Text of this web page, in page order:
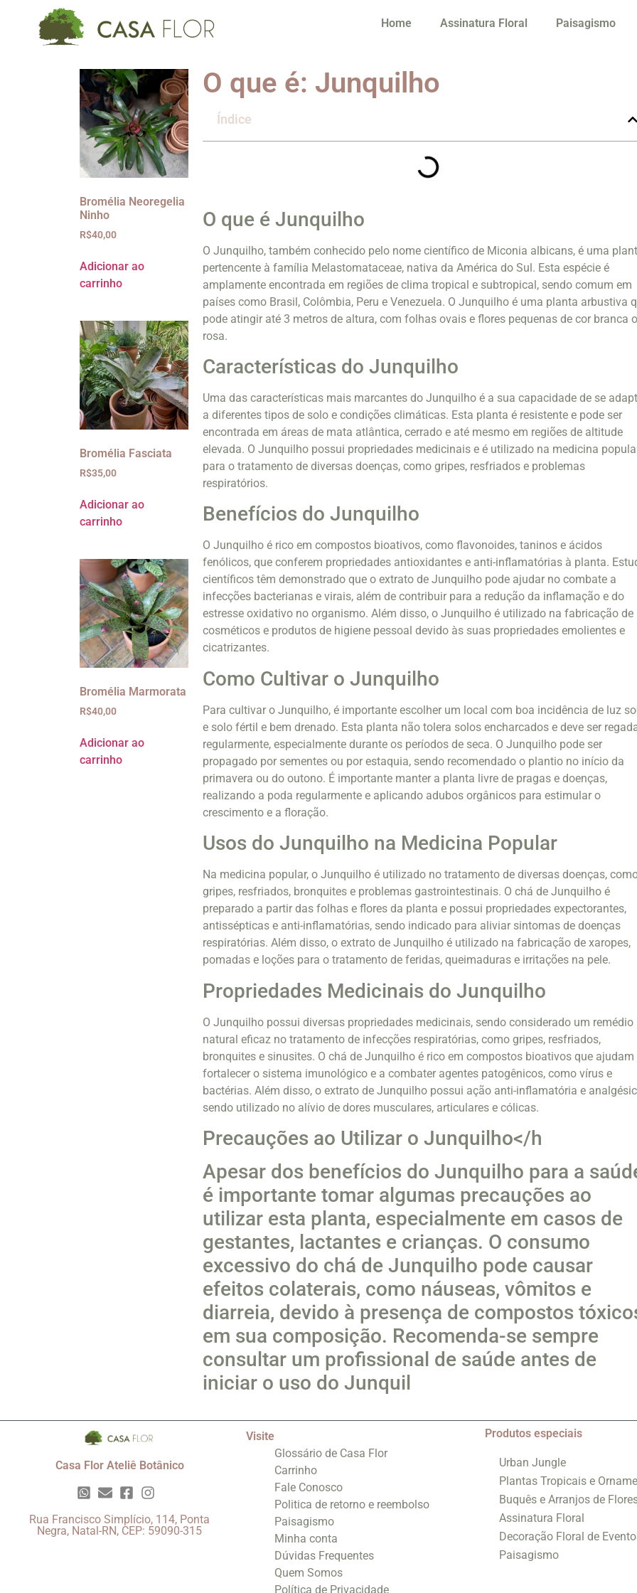
Home Assinatura Floral Paisagismo
Bromélia Neoregelia
Ninho
R$40,00
Adicionar ao
carrinho
Bromélia Fasciata
R$35,00
Adicionar ao
carrinho
Bromélia Marmorata
R$40,00
Adicionar ao
carrinho
O que é: Junquilho
Índice
O que é Junquilho
O Junquilho, também conhecido pelo nome científico de Miconia albicans, é uma
pertencente à família Melastomataceae, nativa da América do Sul. Esta espécie é
amplamente encontrada em regiões de clima tropical e subtropical, sendo comum em
países como Brasil, Colômbia, Peru e Venezuela. O Junquilho é uma planta arbustiva
pode atingir até 3 metros de altura, com folhas ovais e flores pequenas de cor branca
rosa.
Características do Junquilho
Uma das características mais marcantes do Junquilho é a sua capacidade de se
a diferentes tipos de solo e condições climáticas. Esta planta é resistente e pode ser
encontrada em áreas de mata atlântica, cerrado e até mesmo em regiões de altitude
elevada. O Junquilho possui propriedades medicinais e é utilizado na medicina
para o tratamento de diversas doenças, como gripes, resfriados e problemas
respiratórios.
Benefícios do Junquilho
O Junquilho é rico em compostos bioativos, como flavonoides, taninos e ácidos
fenólicos, que conferem propriedades antioxidantes e anti-inflamatórias à planta.
científicos têm demonstrado que o extrato de Junquilho pode ajudar no combate a
infecções bacterianas e virais, além de contribuir para a redução da inflamação e do
estresse oxidativo no organismo. Além disso, o Junquilho é utilizado na fabricação de
cosméticos e produtos de higiene pessoal devido às suas propriedades emolientes e
cicatrizantes.
Como Cultivar o Junquilho
Para cultivar o Junquilho, é importante escolher um local com boa incidência de luz
e solo fértil e bem drenado. Esta planta não tolera solos encharcados e deve ser
regularmente, especialmente durante os períodos de seca. O Junquilho pode ser
propagado por sementes ou por estaquia, sendo recomendado o plantio no início da
primavera ou do outono. É importante manter a planta livre de pragas e doenças,
realizando a poda regularmente e aplicando adubos orgânicos para estimular o
crescimento e a floração.
Usos do Junquilho na Medicina Popular
Na medicina popular, o Junquilho é utilizado no tratamento de diversas doenças,
gripes, resfriados, bronquites e problemas gastrointestinais. O chá de Junquilho é
preparado a partir das folhas e flores da planta e possui propriedades expectorantes,
antissépticas e anti-inflamatórias, sendo indicado para aliviar sintomas de doenças
respiratórias. Além disso, o extrato de Junquilho é utilizado na fabricação de xaropes,
pomadas e loções para o tratamento de feridas, queimaduras e irritações na pele.
Propriedades Medicinais do Junquilho
O Junquilho possui diversas propriedades medicinais, sendo considerado um remédio
natural eficaz no tratamento de infecções respiratórias, como gripes, resfriados,
bronquites e sinusites. O chá de Junquilho é rico em compostos bioativos que ajudam
fortalecer o sistema imunológico e a combater agentes patogênicos, como vírus e
bactérias. Além disso, o extrato de Junquilho possui ação anti-inflamatória e
sendo utilizado no alívio de dores musculares, articulares e cólicas.
Precauções ao Utilizar o Junquilho</h
Apesar dos benefícios do Junquilho para a
é importante tomar algumas precauções ao
utilizar esta planta, especialmente em casos de
gestantes, lactantes e crianças. O consumo
excessivo do chá de Junquilho pode causar
efeitos colaterais, como náuseas, vômitos e
diarreia, devido à presença de compostos
em sua composição. Recomenda-se sempre
consultar um profissional de saúde antes de
iniciar o uso do Junquil
Casa Flor Ateliê Botânico
Rua Francisco Simplício, 114, Ponta
Negra, Natal-RN, CEP: 59090-315
Visite
Glossário de Casa Flor
Carrinho
Fale Conosco
Politica de retorno e reembolso
Paisagismo
Minha conta
Dúvidas Frequentes
Quem Somos
Política de Privacidade
Produtos especiais
Urban Jungle
Plantas Tropicais e
Buquês e Arranjos de
Assinatura Floral
Decoração Floral de
Paisagismo